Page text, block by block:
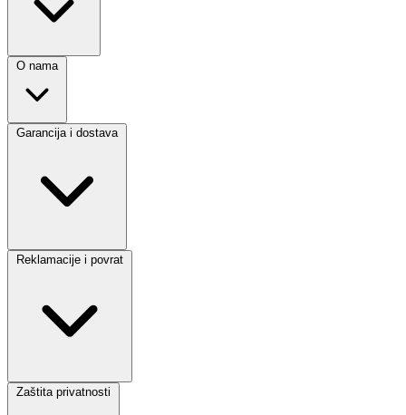
O nama
Garancija i dostava
Reklamacije i povrat
Zaštita privatnosti